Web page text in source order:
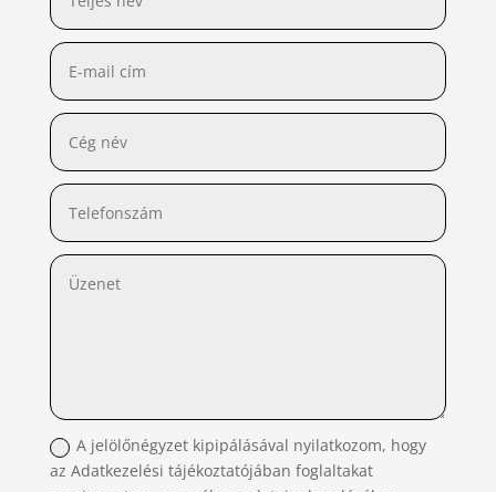
A jelölőnégyzet kipipálásával nyilatkozom, hogy
az Adatkezelési tájékoztatójában foglaltakat